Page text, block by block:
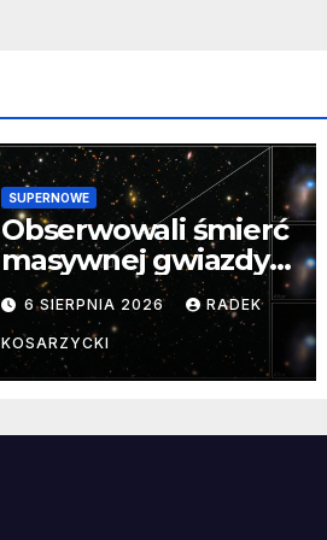
SUPERNOWE
Obserwowali śmierć
masywnej gwiazdy
od samego
początku.
Niezwykle cenne
dane
6 SIERPNIA 2026 RADEK
KOSARZYCKI